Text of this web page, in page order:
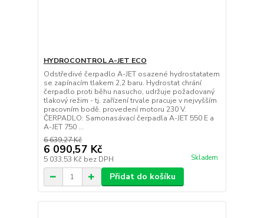
HYDROCONTROL A-JET ECO
Odstředivé čerpadlo A-JET osazené hydrostatatem
se zapínacím tlakem 2,2 baru. Hydrostat chrání
čerpadlo proti běhu nasucho, udržuje požadovaný
tlakový režim - tj. zařízení trvale pracuje v nejvyšším
pracovním bodě. provedení motoru 230 V.
ČERPADLO: Samonasávací čerpadla A-JET 550 E a
A-JET 750 ...
6 639,27 Kč
6 090,57 Kč
5 033,53 Kč bez DPH Skladem
Přidat do košíku